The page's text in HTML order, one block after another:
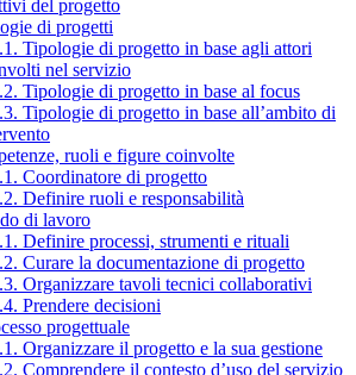
del progetto
di progetti
Tipologie di progetto in base agli attori
nel servizio
Tipologie di progetto in base al focus
Tipologie di progetto in base all’ambito di
ruoli e figure coinvolte
Coordinatore di progetto
Definire ruoli e responsabilità
di lavoro
Definire processi, strumenti e rituali
Curare la documentazione di progetto
Organizzare tavoli tecnici collaborativi
Prendere decisioni
progettuale
Organizzare il progetto e la sua gestione
Comprendere il contesto d’uso del servizio